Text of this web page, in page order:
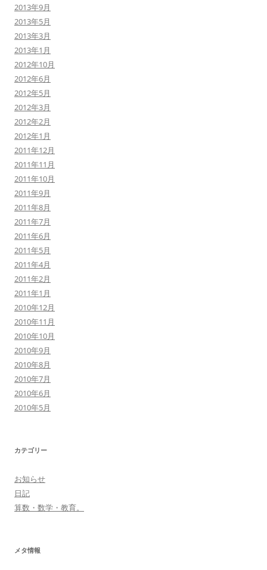
2013年9月
2013年5月
2013年3月
2013年1月
2012年10月
2012年6月
2012年5月
2012年3月
2012年2月
2012年1月
2011年12月
2011年11月
2011年10月
2011年9月
2011年8月
2011年7月
2011年6月
2011年5月
2011年4月
2011年2月
2011年1月
2010年12月
2010年11月
2010年10月
2010年9月
2010年8月
2010年7月
2010年6月
2010年5月
カテゴリー
お知らせ
日記
算数・数学・教育。
メタ情報